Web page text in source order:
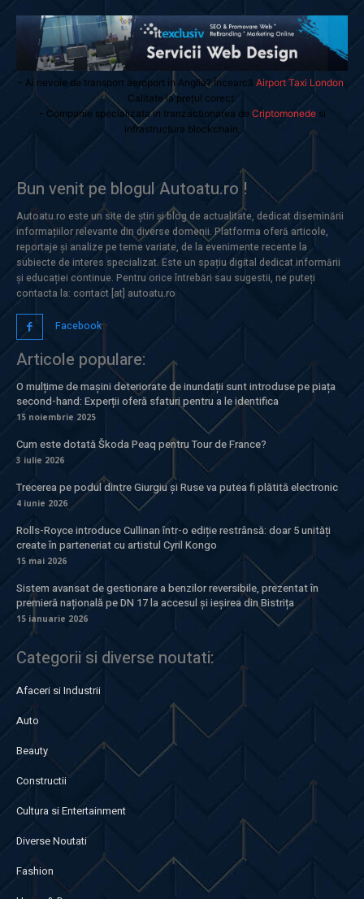
- Ai nevoie de transport aeroport in Anglia? Încearcă Airport Taxi London
Calitate la prețul corect.
- Companie specializata in tranzactionarea de Criptomonedesi
infrastructura blockchain.
Bun venit pe blogul Autoatu.ro !
Autoatu.ro este un site de știri și blog de actualitate, dedicat diseminării
informațiilor relevante din diverse domenii. Platforma oferă articole,
reportaje și analize pe teme variate, de la evenimente recente la
subiecte de interes specializat. Este un spațiu digital dedicat informării
și educației continue. Pentru orice întrebări sau sugestii, ne puteți
contacta la: contact [at] autoatu.ro
Facebook
Articole populare:
O mulțime de mașini deteriorate de inundații sunt introduse pe piața
second-hand: Experții oferă sfaturi pentru a le identifica
15 noiembrie 2025
Cum este dotată Škoda Peaq pentru Tour de France?
3 iulie 2026
Trecerea pe podul dintre Giurgiu și Ruse va putea fi plătită electronic
4 iunie 2026
Rolls-Royce introduce Cullinan într-o ediție restrânsă: doar 5 unități
create în parteneriat cu artistul Cyril Kongo
15 mai 2026
Sistem avansat de gestionare a benzilor reversibile, prezentat în
premieră națională pe DN 17 la accesul și ieșirea din Bistrița
15 ianuarie 2026
Categorii si diverse noutati:
Afaceri si Industrii
Auto
Beauty
Constructii
Cultura si Entertainment
Diverse Noutati
Fashion